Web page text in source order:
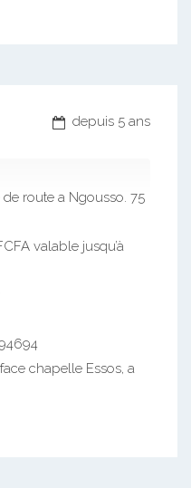
depuis 5 ans
route a Ngousso. 75
valable jusqu’à
chapelle Essos, a